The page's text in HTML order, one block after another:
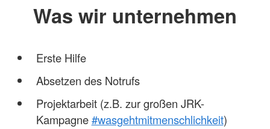
Was wir unternehmen
Erste Hilfe
Absetzen des Notrufs
Projektarbeit (z.B. zur großen JRK-
Kampagne#wasgehtmitmenschlichkeit)